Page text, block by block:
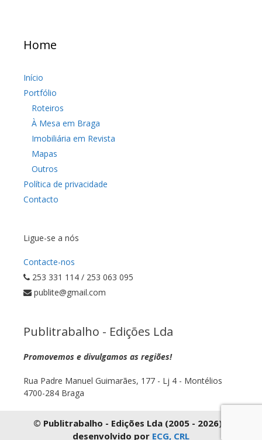
Home
Início
Portfólio
Roteiros
À Mesa em Braga
Imobiliária em Revista
Mapas
Outros
Política de privacidade
Contacto
Ligue-se a nós
Contacte-nos
253 331 114 / 253 063 095
publite@gmail.com
Publitrabalho - Edições Lda
Promovemos e divulgamos as regiões!
Rua Padre Manuel Guimarães, 177 - Lj 4 - Montélios
4700-284 Braga
© Publitrabalho - Edições Lda (2005 - 2026) |
desenvolvido por ECG, CRL